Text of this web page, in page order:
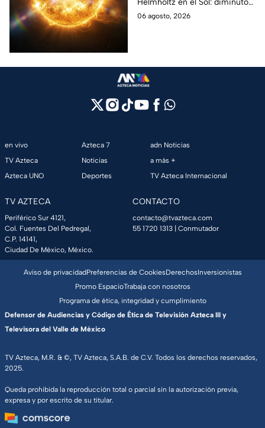
tormentas solares que
afectan a la Tierra
Helmholtz en el Sol: diminutos
remolinos que explicarían el
06 agosto, 2026
en vivo
TV Azteca
Azteca UNO
Azteca 7
Noticias
Deportes
adn Noticias
a más +
TV Azteca Internacional
TV AZTECA
Periférico Sur 4121,
Col. Fuentes Del Pedregal,
C.P. 14141,
Ciudad De México, México.
CONTACTO
contacto@tvazteca.com
55 1720 1313 | Conmutador
TV Azteca, M.R. & ©, TV Azteca, S.A.B. de C.V. Todos los derechos reservados,
2025.
Queda prohibida la reproducción total o parcial sin la autorización previa,
expresa y por escrito de su titular.
Aviso de privacidadPreferencias de CookiesDerechosInversionistas
Promo EspacioTrabaja con nosotros
Programa de ética, integridad y cumplimiento
Defensor de Audiencias y Código de Ética de Televisión Azteca III y
Televisora del Valle de México